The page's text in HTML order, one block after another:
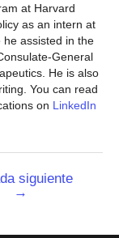
at Harvard
as an intern at
he assisted in the
General
He is also
You can read
on LinkedIn
siguiente
→